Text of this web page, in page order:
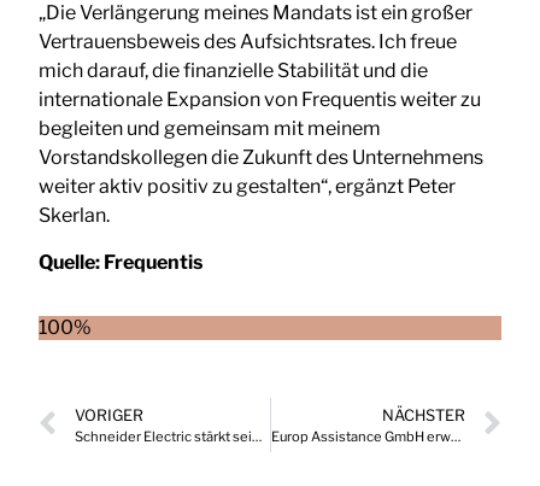
„Die Verlängerung meines Mandats ist ein großer
Vertrauensbeweis des Aufsichtsrates. Ich freue
mich darauf, die finanzielle Stabilität und die
internationale Expansion von Frequentis weiter zu
begleiten und gemeinsam mit meinem
Vorstandskollegen die Zukunft des Unternehmens
weiter aktiv positiv zu gestalten“, ergänzt Peter
Skerlan.
Quelle: Frequentis
100%
VORIGER
Schneider Electric stärkt seine Organisation mit neuem Vice President Home Solutions
NÄCHSTER
Europ Assistance GmbH erweitert Geschäftsführung